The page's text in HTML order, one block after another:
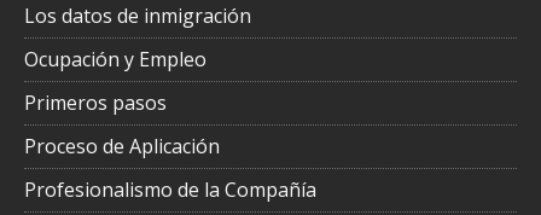
Los datos de inmigración
Ocupación y Empleo
Primeros pasos
Proceso de Aplicación
Profesionalismo de la Compañía